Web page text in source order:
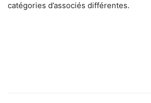
catégories d’associés différentes.